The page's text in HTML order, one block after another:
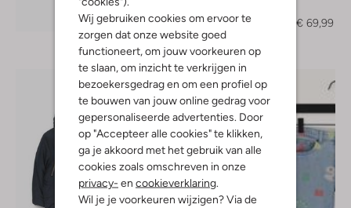
Wij gebruiken cookies om ervoor te
zorgen dat onze website goed
functioneert, om jouw voorkeuren op
te slaan, om inzicht te verkrijgen in
bezoekersgedrag en om een profiel op
te bouwen van jouw online gedrag voor
gepersonaliseerde advertenties. Door
op "Accepteer alle cookies" te klikken,
ga je akkoord met het gebruik van alle
cookies zoals omschreven in onze
privacy- en cookieverklaring.
Wil je je voorkeuren wijzigen? Via de
Ontdek de look
€ 139,95
€ 69,99